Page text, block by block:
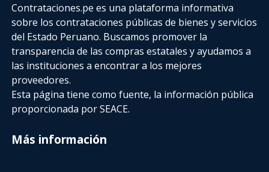
Contrataciones.pe es una plataforma informativa
sobre los contrataciones públicas de bienes y servicios
del Estado Peruano. Buscamos promover la
transparencia de las compras estatalesy ayudamos a
las instituciones a encontrar a los mejores
proveedores.
Esta página tiene como fuente, la información pública
proporcionada por SEACE.
Más información